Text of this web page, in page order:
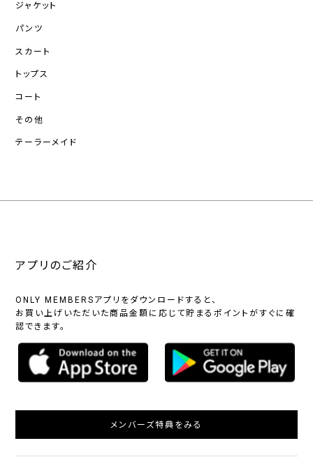
ジャケット
パンツ
スカート
トップス
コート
その他
テーラーメイド
アプリのご紹介
ONLY MEMBERSアプリをダウンロードすると、
お買い上げいただいた商品金額に応じて貯まるポイントがすぐに確
認できます。
メンバーズ特典をみる